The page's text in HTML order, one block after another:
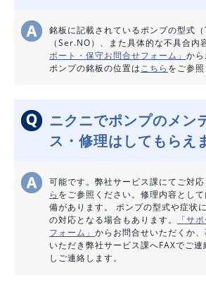
銘板に記載されているポンプの型式
（Ser.NO）、また具体的な不具合内
ポート・保守お問合せフォーム」 から
ポンプの銘板の位置はこちら をご参
ニクニでポンプのメン
ス・修理はしてもらえ
可能です。弊社サービス課にてご対
ら をご参照ください。修理内容とし
備があります。 ポンプの型式や症状
の対応となる場合もあります。
「サ
フォーム」 からお問合せいただくか
いただき弊社サービス課へFAXでご
しご連絡します。